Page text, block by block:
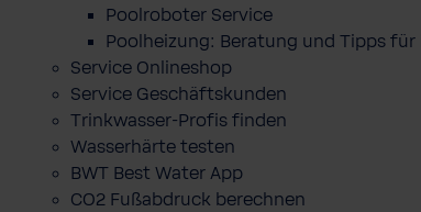
Poolroboter Service
Poolheizung: Beratung und Tipps
Service Onlineshop
Service Geschäftskunden
Trinkwasser-Profis finden
Wasserhärte testen
BWT Best Water App
CO2 Fußabdruck berechnen